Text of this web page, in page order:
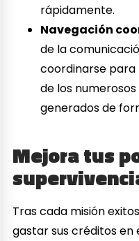
rápidamente.
Navegación
de la
coordinarse
de los
generados de
Mejora tus
Tras cada misión
gastar sus créditos